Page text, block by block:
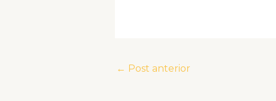
← Post anterior